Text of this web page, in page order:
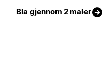
Bla gjennom 2 maler